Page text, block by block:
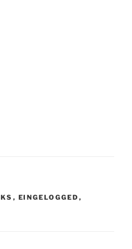
, EINGELOGGED ,